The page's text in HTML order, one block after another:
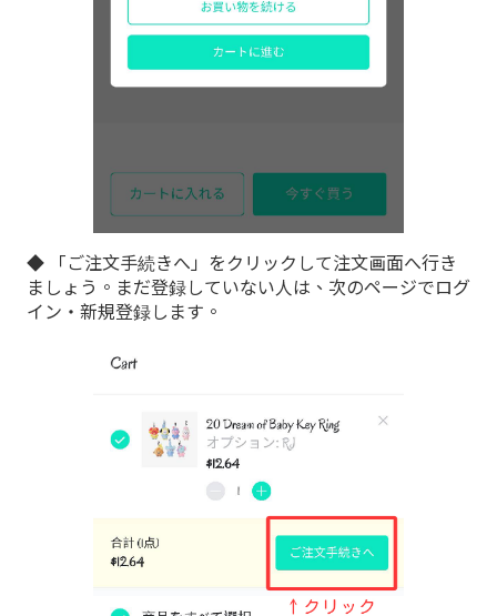
◆ 「ご注文手続きへ」をクリックして注文画面へ行き
ましょう。まだ登録していない人は、次のページでログ
イン・新規登録します。